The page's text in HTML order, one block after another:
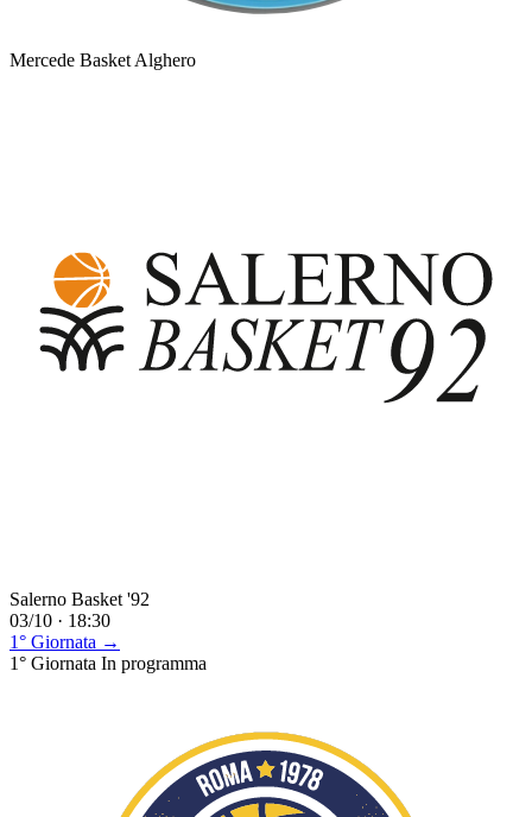
Mercede Basket Alghero
Salerno Basket '92
03/10 · 18:30
1° Giornata →
1° Giornata In programma